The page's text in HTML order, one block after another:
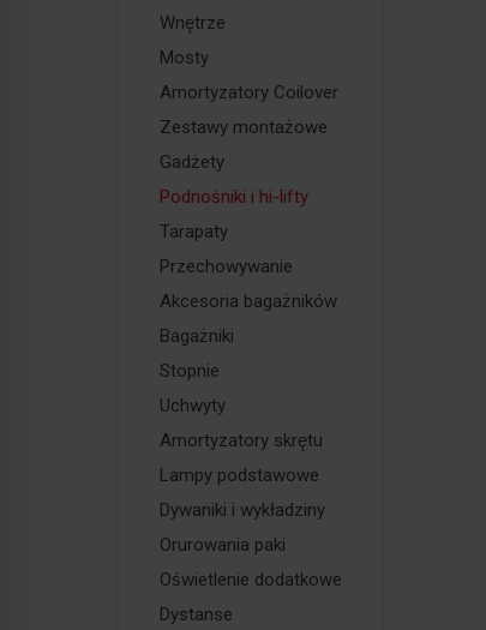
Wnętrze
Mosty
Amortyzatory Coilover
Zestawy montażowe
Gadżety
Podnośniki i hi-lifty
Tarapaty
Przechowywanie
Akcesoria bagażników
Bagażniki
Stopnie
Uchwyty
Amortyzatory skrętu
Lampy podstawowe
Dywaniki i wykładziny
Orurowania paki
Oświetlenie dodatkowe
Dystanse